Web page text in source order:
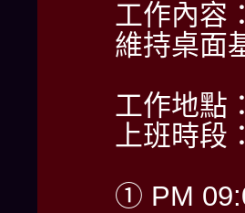
工作內容
維持桌面
工作地點
上班時段
① PM